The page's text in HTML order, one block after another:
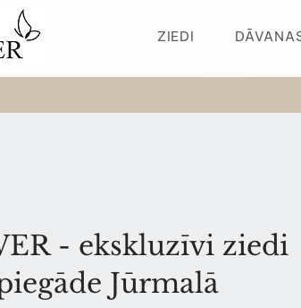
ZIEDI
- ekskluzīvi ziedi
Jūrmalā